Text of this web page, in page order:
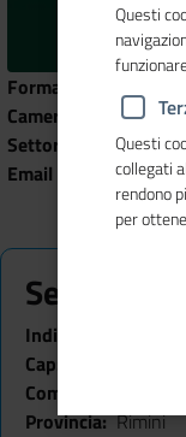
Forma Giuridica
Camera di
Settore
Agricoltura
Email Impresa
Sede
Indirizzo
Cap
Comune
Provincia Rimini
Questi
Questi
collegati
rendono
per